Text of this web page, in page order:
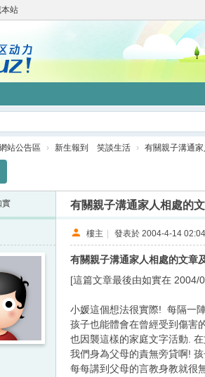
站
站公告區 › 新生報到 笑談生活 › 有關親子溝通
實 有關親子溝通家人相處的
樓主 | 發表於 2004-4-14
有關親子溝通家人相處的文章
[這篇文章最後由如實在 2004/
小媛這個想法很實際! 每隔一
孩子也能體會在曾經受到傷害
也因襲這樣的家庭文字活動.
我們身為父母的責無旁貸啊!
每每講到父母的言教身教就很